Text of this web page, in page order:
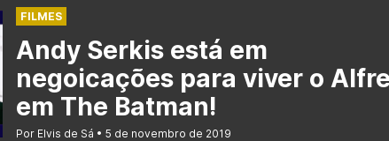
FILMES
Andy Serkis está em
negoicações para viver o
em The Batman!
Por Elvis de Sá 5 de novembro de 2019